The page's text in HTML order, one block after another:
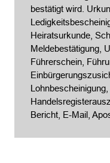
bestätigt wird.
Heiratsurkunde,
Meldebestätigung,
Führerschein,
Bericht, E-Mail,